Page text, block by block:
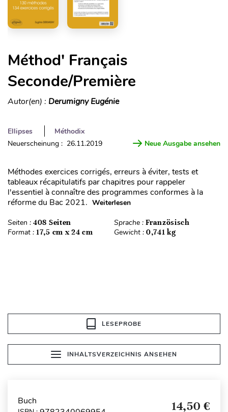
Méthod' Français
Seconde/Première
Autor(en) : Derumigny Eugénie
Ellipses
Méthodix
Neuerscheinung : 26.11.2019
Neue Ausgabe ansehen
Méthodes exercices corrigés, erreurs à éviter, tests et
tableaux récapitulatifs par chapitres pour rappeler
l'essentiel à connaître des programmes conformes à la
réforme du Bac 2021. Weiterlesen
Seiten : 408 Seiten Sprache : Französisch
Format : 17,5 cm x 24 cm Gewicht : 0,741 kg
LESEPROBE
INHALTSVERZEICHNIS ANSEHEN
Buch 14,50 €